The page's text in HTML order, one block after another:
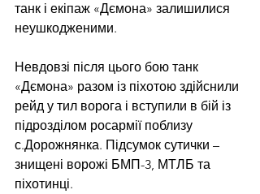
танк і екіпаж «Дємона» залишилися
неушкодженими.
Невдовзі після цього бою танк
«Дємона» разом із піхотою здійснили
рейд у тил ворога і вступили в бій із
підрозділом росармії поблизу
с.Дорожнянка. Підсумок сутички –
знищені ворожі БМП-3, МТЛБ та
піхотинці.